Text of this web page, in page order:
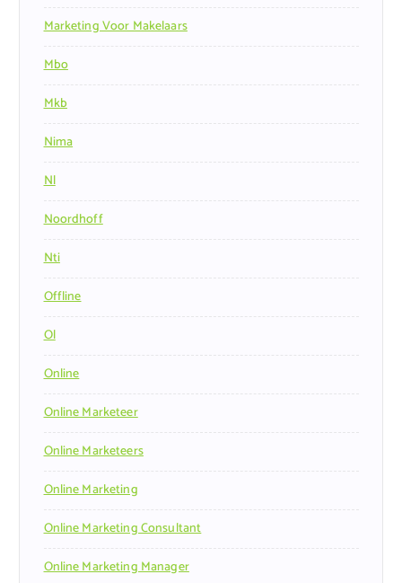
Marketing Voor Makelaars
Mbo
Mkb
Nima
Nl
Noordhoff
Nti
Offline
Ol
Online
Online Marketeer
Online Marketeers
Online Marketing
Online Marketing Consultant
Online Marketing Manager